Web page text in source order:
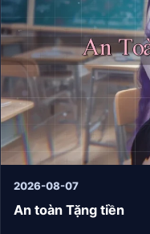
2026-08-07
An toàn Tặng tiền